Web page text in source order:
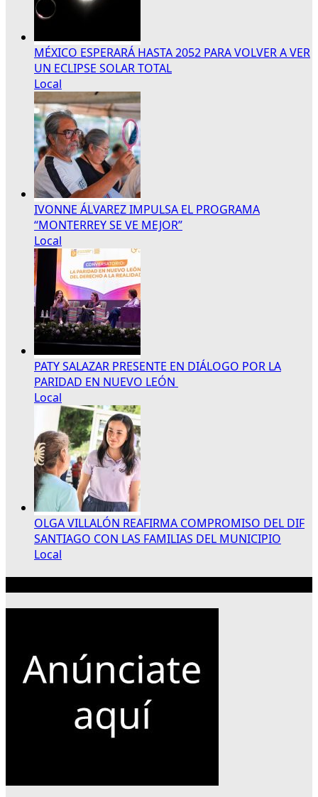
MÉXICO ESPERARÁ HASTA 2052 PARA VOLVER A VER
UN ECLIPSE SOLAR TOTAL
Local
IVONNE ÁLVAREZ IMPULSA EL PROGRAMA
“MONTERREY SE VE MEJOR”
Local
PATY SALAZAR PRESENTE EN DIÁLOGO POR LA
PARIDAD EN NUEVO LEÓN
Local
OLGA VILLALÓN REAFIRMA COMPROMISO DEL DIF
SANTIAGO CON LAS FAMILIAS DEL MUNICIPIO
Local